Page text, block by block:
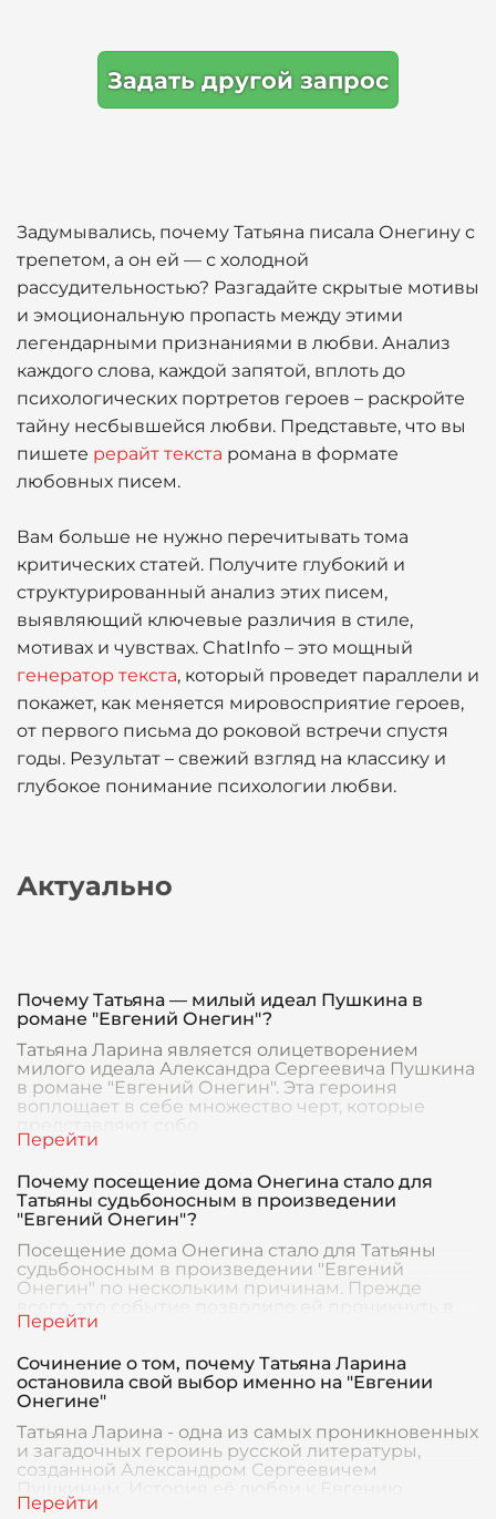
Задать другой запрос
Задумывались, почему Татьяна писала Онегину с
трепетом, а он ей — с холодной
рассудительностью? Разгадайте скрытые мотивы
и эмоциональную пропасть между этими
легендарными признаниями в любви. Анализ
каждого слова, каждой запятой, вплоть до
психологических портретов героев – раскройте
тайну несбывшейся любви. Представьте, что вы
пишете рерайт текста романа в формате
любовных писем.
Вам больше не нужно перечитывать тома
критических статей. Получите глубокий и
структурированный анализ этих писем,
выявляющий ключевые различия в стиле,
мотивах и чувствах. ChatInfo – это мощный
генератор текста, который проведет параллели и
покажет, как меняется мировосприятие героев,
от первого письма до роковой встречи спустя
годы. Результат – свежий взгляд на классику и
глубокое понимание психологии любви.
Актуально
Почему Татьяна — милый идеал Пушкина в
романе "Евгений Онегин"?
Татьяна Ларина является олицетворением
милого идеала Александра Сергеевича Пушкина
в романе "Евгений Онегин". Эта героиня
воплощает в себе множество черт, которые
представляют собо
Почему посещение дома Онегина стало для
Татьяны судьбоносным в произведении
"Евгений Онегин"?
Посещение дома Онегина стало для Татьяны
судьбоносным в произведении "Евгений
Онегин" по нескольким причинам. Прежде
всего, это событие позволило ей проникнуть в
мир и мысли Евгени
Сочинение о том, почему Татьяна Ларина
остановила свой выбор именно на "Евгении
Онегине"
Татьяна Ларина - одна из самых проникновенных
и загадочных героинь русской литературы,
созданной Александром Сергеевичем
Пушкиным. История её любви к Евгению
Онегину, разворачивающ